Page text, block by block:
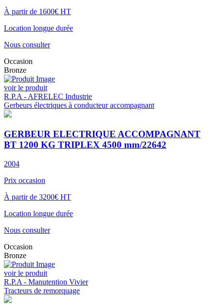
À partir de 1600€ HT
Location longue durée
Nous consulter
Occasion
Bronze
voir le produit
R.P.A - AFRELEC Industrie
Gerbeurs électriques à conducteur accompagnant
GERBEUR ELECTRIQUE ACCOMPAGNANT
BT 1200 KG TRIPLEX 4500 mm/22642
2004
Prix occasion
À partir de 3200€ HT
Location longue durée
Nous consulter
Occasion
Bronze
voir le produit
R.P.A - Manutention Vivier
Tracteurs de remorquage